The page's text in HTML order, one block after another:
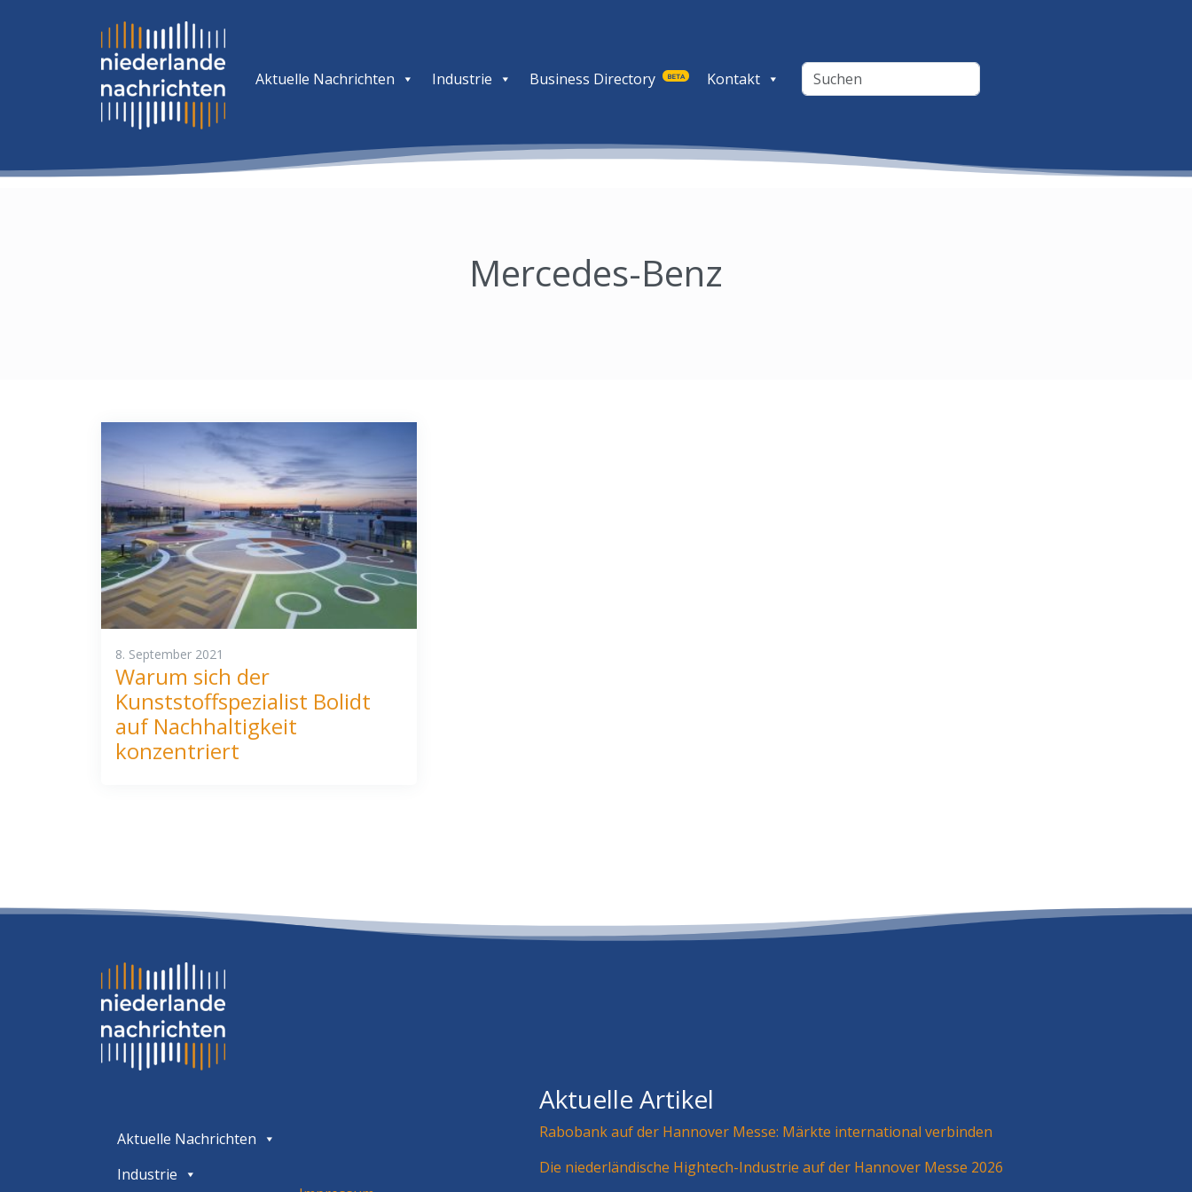
Aktuelle Nachrichten Industrie Business Directory BETA Kontakt
Mercedes-Benz
8. September 2021
Warum sich der
Kunststoffspezialist Bolidt
auf Nachhaltigkeit
konzentriert
Aktuelle Nachrichten
Industrie
Aktuelle Artikel
Rabobank auf der Hannover Messe: Märkte international verbinden
Die niederländische Hightech-Industrie auf der Hannover Messe 2026